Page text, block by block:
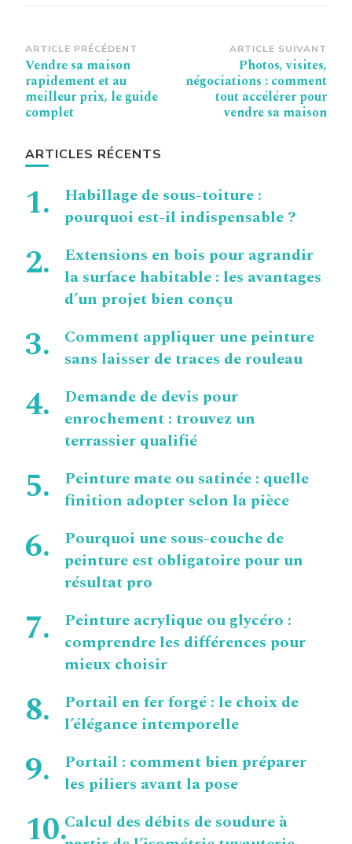
Navigation
d’article
ARTICLE PRÉCÉDENT
Vendre sa maison
rapidement et au
meilleur prix, le guide
complet
ARTICLE SUIVANT
Photos, visites,
négociations : comment
tout accélérer pour
vendre sa maison
ARTICLES RÉCENTS
Habillage de sous-toiture :
pourquoi est-il indispensable ?
Extensions en bois pour agrandir
la surface habitable : les avantages
d’un projet bien conçu
Comment appliquer une peinture
sans laisser de traces de rouleau
Demande de devis pour
enrochement : trouvez un
terrassier qualifié
Peinture mate ou satinée : quelle
finition adopter selon la pièce
Pourquoi une sous-couche de
peinture est obligatoire pour un
résultat pro
Peinture acrylique ou glycéro :
comprendre les différences pour
mieux choisir
Portail en fer forgé : le choix de
l’élégance intemporelle
Portail : comment bien préparer
les piliers avant la pose
Calcul des débits de soudure à